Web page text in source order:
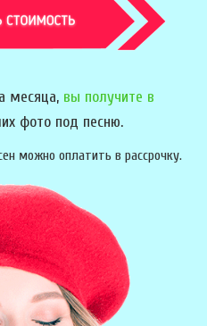
месяца, вы получите в
фото под песню.
можно оплатить в рассрочку.